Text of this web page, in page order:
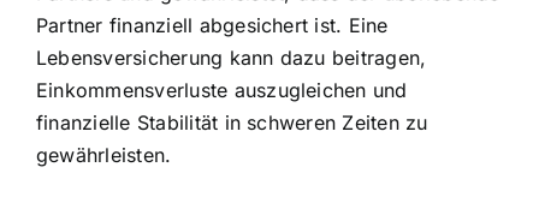
Partner finanziell abgesichert ist. Eine
Lebensversicherung kann dazu beitragen,
Einkommensverluste auszugleichen und
finanzielle Stabilität in schweren Zeiten zu
gewährleisten.